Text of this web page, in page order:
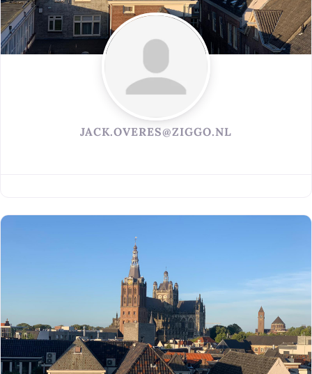
JACK.OVERES@ZIGGO.NL